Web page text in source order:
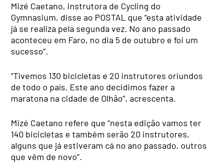
Mizé Caetano, instrutora de Cycling do
Gymnasium, disse ao POSTAL que “esta atividade
já se realiza pela segunda vez. No ano passado
aconteceu em Faro, no dia 5 de outubro e foi um
sucesso”.
“Tivemos 130 bicicletas e 20 instrutores oriundos
de todo o país. Este ano decidimos fazer a
maratona na cidade de Olhão”, acrescenta.
Mizé Caetano refere que “nesta edição vamos ter
140 bicicletas e também serão 20 instrutores,
alguns que já estiveram cá no ano passado, outros
que vêm de novo”.